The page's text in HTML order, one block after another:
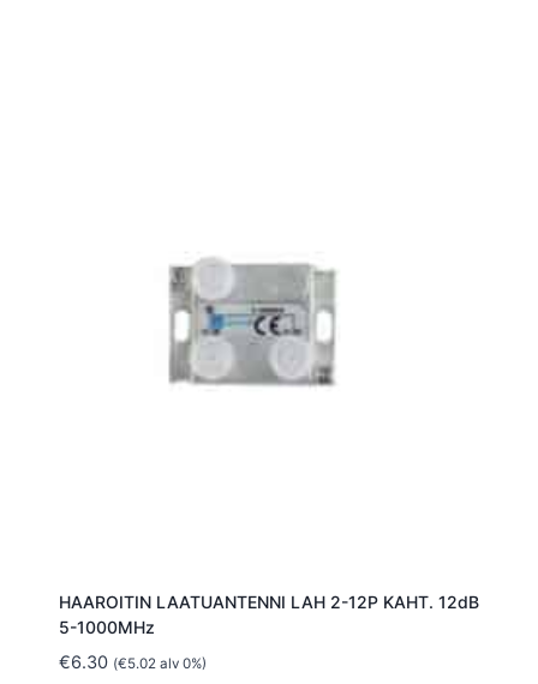
HAAROITIN LAATUANTENNI LAH 2-12P KAHT. 12dB
5-1000MHz
€6.30 (€5.02 alv 0%)